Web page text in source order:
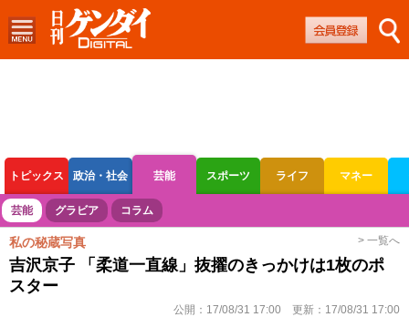
トピックス 政治・社会 芸能 スポーツ ライフ マネー
ボートレース 競輪 オートレース
芸能 グラビア コラム
私の秘蔵写真 > 一覧へ
吉沢京子 「柔道一直線」抜擢のきっかけは1枚のポ
スター
公開： 17/08/31 17:00 更新： 17/08/31 17:00